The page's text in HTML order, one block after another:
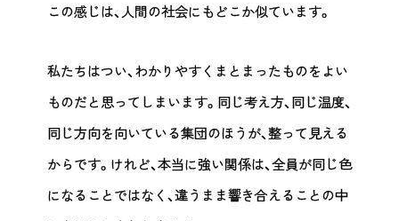
この感じは、人間の社会にもどこか似ています。
私たちはつい、わかりやすくまとまったものをよい
ものだと思ってしまいます。同じ考え方、同じ温度、
同じ方向を向いている集団のほうが、整って見える
からです。けれど、本当に強い関係は、全員が同じ色
になることではなく、違うまま響き合えることの中